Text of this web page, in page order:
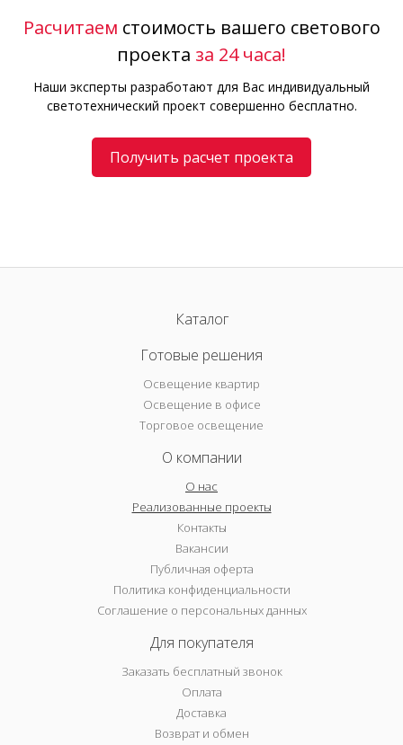
Расчитаем стоимость вашего светового
проекта за 24 часа!
Наши эксперты разработают для Вас индивидуальный
светотехнический проект совершенно бесплатно.
Получить расчет проекта
Каталог
Готовые решения
Освещение квартир
Освещение в офисе
Торговое освещение
О компании
О нас
Реализованные проекты
Контакты
Вакансии
Публичная оферта
Политика конфиденциальности
Соглашение о персональных данных
Для покупателя
Заказать бесплатный звонок
Оплата
Доставка
Возврат и обмен